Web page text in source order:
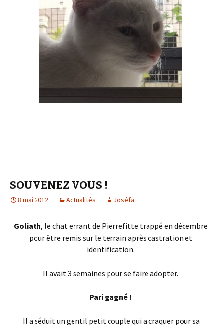
SOUVENEZ VOUS !
8 mai 2012 Actualités Joséfa
Goliath, le chat errant de Pierrefitte trappé en décembre
pour être remis sur le terrain après castration et
identification.
Il avait 3 semaines pour se faire adopter.
Pari gagné !
Il a séduit un gentil petit couple qui a craquer pour sa